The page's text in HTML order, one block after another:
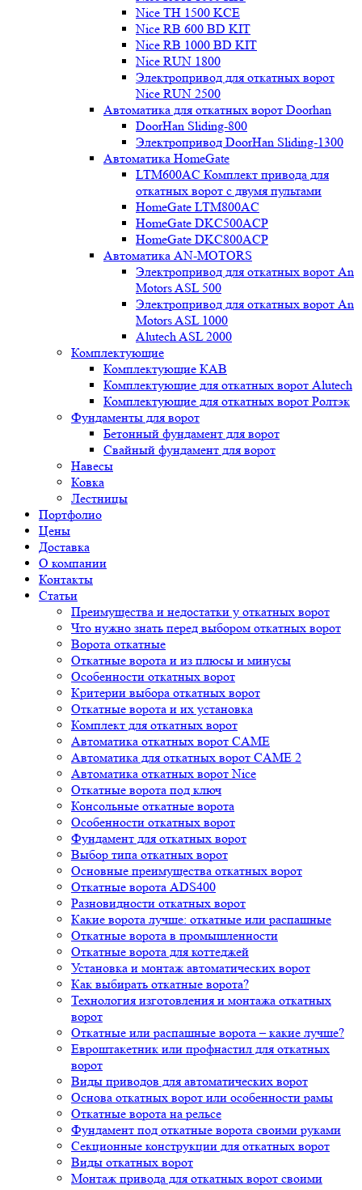
Nice TH 1500 KCE
Nice RB 600 BD KIT
Nice RB 1000 BD KIT
Nice RUN 1800
Электропривод для откатных ворот
Nice RUN 2500
Автоматика для откатных ворот Doorhan
DoorHan Sliding-800
Электропривод DoorHan Sliding-1300
Автоматика HomeGate
LTM600AC Комплект привода для
откатных ворот с двумя пультами
HomeGate LTM800AC
HomeGate DKC500ACP
HomeGate DKC800ACP
Автоматика AN-MOTORS
Электропривод для откатных ворот An
Motors ASL 500
Электропривод для откатных ворот An
Motors ASL 1000
Alutech ASL 2000
Комплектующие
Комплектующие КАВ
Комплектующие для откатных ворот Alutech
Комплектующие для откатных ворот Ролтэк
Фундаменты для ворот
Бетонный фундамент для ворот
Свайный фундамент для ворот
Навесы
Ковка
Лестницы
Портфолио
Цены
Доставка
О компании
Контакты
Статьи
Преимущества и недостатки у откатных ворот
Что нужно знать перед выбором откатных ворот
Ворота откатные
Откатные ворота и из плюсы и минусы
Особенности откатных ворот
Критерии выбора откатных ворот
Откатные ворота и их установка
Комплект для откатных ворот
Автоматика откатных ворот CAME
Автоматика для откатных ворот CAME 2
Автоматика откатных ворот Nice
Откатные ворота под ключ
Консольные откатные ворота
Особенности откатных ворот
Фундамент для откатных ворот
Выбор типа откатных ворот
Основные преимущества откатных ворот
Откатные ворота ADS400
Разновидности откатных ворот
Какие ворота лучше: откатные или распашные
Откатные ворота в промышленности
Откатные ворота для коттеджей
Установка и монтаж автоматических ворот
Как выбирать откатные ворота?
Технология изготовления и монтажа откатных
ворот
Откатные или распашные ворота – какие лучше?
Евроштакетник или профнастил для откатных
ворот
Виды приводов для автоматических ворот
Основа откатных ворот или особенности рамы
Откатные ворота на рельсе
Фундамент под откатные ворота своими руками
Секционные конструкции для откатных ворот
Виды откатных ворот
Монтаж привода для откатных ворот своими